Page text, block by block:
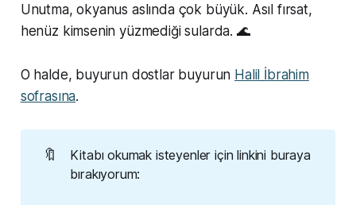
Unutma, okyanus aslında çok büyük. Asıl fırsat,
henüz kimsenin yüzmediği sularda. 🌊
O halde, buyurun dostlar buyurun Halil İbrahim
sofrasına.
🔖
Kitabı okumak isteyenler için linkini buraya
bırakıyorum: